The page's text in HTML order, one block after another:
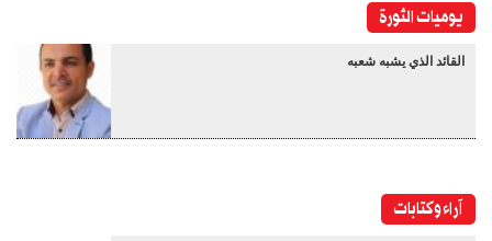
يوميات الثورة
القائد الذي يشبه شعبه
آراء وكتابات